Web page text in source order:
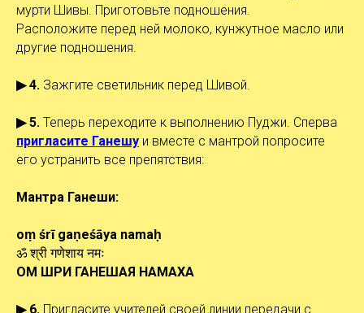
мурти Шивы. Приготовьте подношения.
Расположите перед ней молоко, кунжутное масло или
другие подношения.
▶ 4. Зажгите светильник перед Шивой.
▶ 5. Теперь переходите к выполнению Пуджи. Сперва
пригласите Ганешу и вместе с мантрой попросите
его устранить все препятствия:
Мантра Ганеши:
oṃ śrī gaṇeśāya namaḥ
ॐ श्री गणेशाय नमः
ОМ ШРИ ГАНЕШАЯ НАМАХА
▶ 6. Пригласите учителей своей линии передачи с